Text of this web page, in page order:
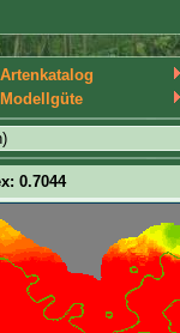
Artenkatalog
Modellgüte
0.7044